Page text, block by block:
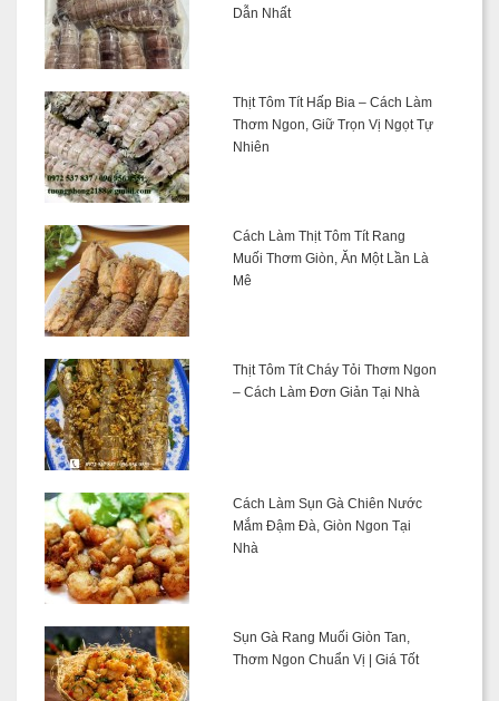
Dẫn Nhất
Thịt Tôm Tít Hấp Bia – Cách Làm
Thơm Ngon, Giữ Trọn Vị Ngọt Tự
Nhiên
Cách Làm Thịt Tôm Tít Rang
Muối Thơm Giòn, Ăn Một Lần Là
Mê
Thịt Tôm Tít Cháy Tỏi Thơm Ngon
– Cách Làm Đơn Giản Tại Nhà
Cách Làm Sụn Gà Chiên Nước
Mắm Đậm Đà, Giòn Ngon Tại
Nhà
Sụn Gà Rang Muối Giòn Tan,
Thơm Ngon Chuẩn Vị | Giá Tốt